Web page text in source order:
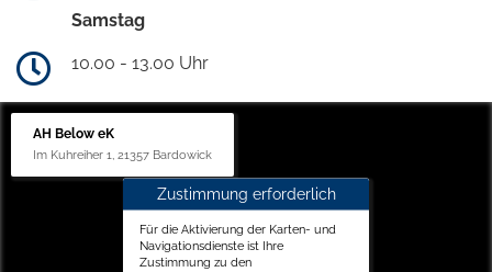
Samstag
10.00 - 13.00 Uhr
AH Below eK
Im Kuhreiher 1, 21357 Bardowick
Zustimmung erforderlich
Für die Aktivierung der Karten- und
Navigationsdienste ist Ihre
Zustimmung zu den